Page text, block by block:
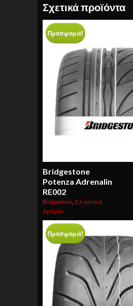
Σχετικά προϊόντα
Προσφορά!
Bridgestone
Potenza Adrenalin
RE002
Bridgestone, Ελαστικά
Δρόμου
Προσφορά!